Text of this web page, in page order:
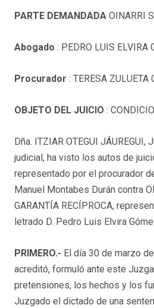
PARTE DEMANDADA OINARRI
Abogado : PEDRO LUIS ELVIRA
Procurador : TERESA ZULUETA
OBJETO DEL JUICIO :
Dña. ITZIAR OTEGUI
judicial, ha visto los autos de
representado por el procurador
Manuel Montabes Durán contra
GARANTÍA RECÍPROCA,
letrado D. Pedro Luis Elvira
PRIMERO.- El día 30 de marzo
acreditó, formuló ante este
pretensiones, los hechos y los
Juzgado el dictado de una